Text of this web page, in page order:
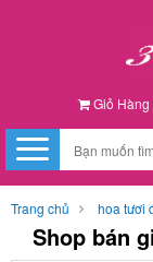
Giỏ Hàng
Trang chủ hoa tươi
Shop bán